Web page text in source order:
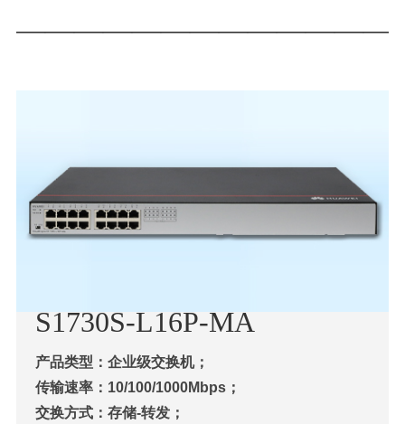
S1730S-L16P-MA
产品类型：企业级交换机；
传输速率：10/100/1000Mbps；
交换方式：存储-转发；